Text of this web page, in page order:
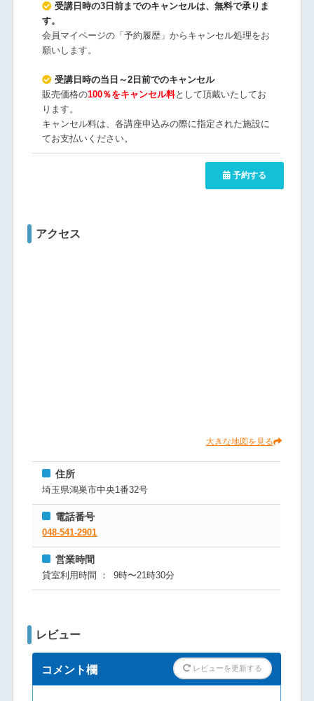
受講日時の3日前までのキャンセルは、無料で承りま
す。
会員マイページの「予約履歴」からキャンセル処理をお
願いします。
受講日時の当日～2日前でのキャンセル
販売価格の100％をキャンセル料として頂戴いたしてお
ります。
キャンセル料は、各講座申込みの際に指定された施設に
てお支払いください。
予約する
アクセス
大きな地図を見る
住所
埼⽟県鴻巣市中央1番32号
電話番号
048-541-2901
営業時間
貸室利⽤時間 ： 9時〜21時30分
レビュー
コメント欄 レビューを更新する